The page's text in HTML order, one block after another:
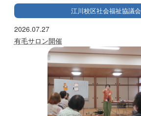
江川校区社会福祉協議会
2026.07.27
有毛サロン開催